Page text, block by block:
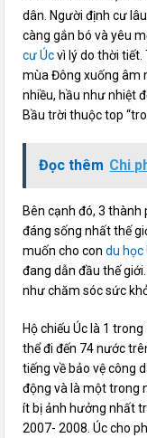
dân. Người định cư
càng gắn bó và yêu
cư Úcvì lý do thời tiết.
mùa Đông xuống âm
nhiều, hầu như nhiệt
Bầu trời thuộc top
Đọc thêm Chi
Bên cạnh đó, 3
đáng sống nhất thế
muốn cho condu học
đang dẫn đầu thế
như chăm sóc sức
Hộ chiếu Úc là 1
thể đi đến 74 nước
tiếng về bảo vệ công
động và là một trong
ít bị ảnh hưởng nhất
2007- 2008. Úc cho